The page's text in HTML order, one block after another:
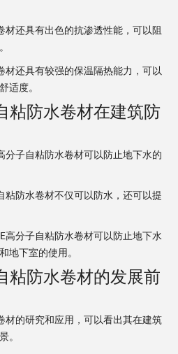
材还具有出色的抗渗透性能，可以阻
材还具有较强的保温隔热能力，可以
适度。
粘防水卷材在建筑防
分子自粘防水卷材可以防止地下水的
粘防水卷材不仅可以防水，还可以提
高分子自粘防水卷材可以防止地下水
地下室的使用。
粘防水卷材的发展前
材的研究和应用，可以看出其在建筑
。